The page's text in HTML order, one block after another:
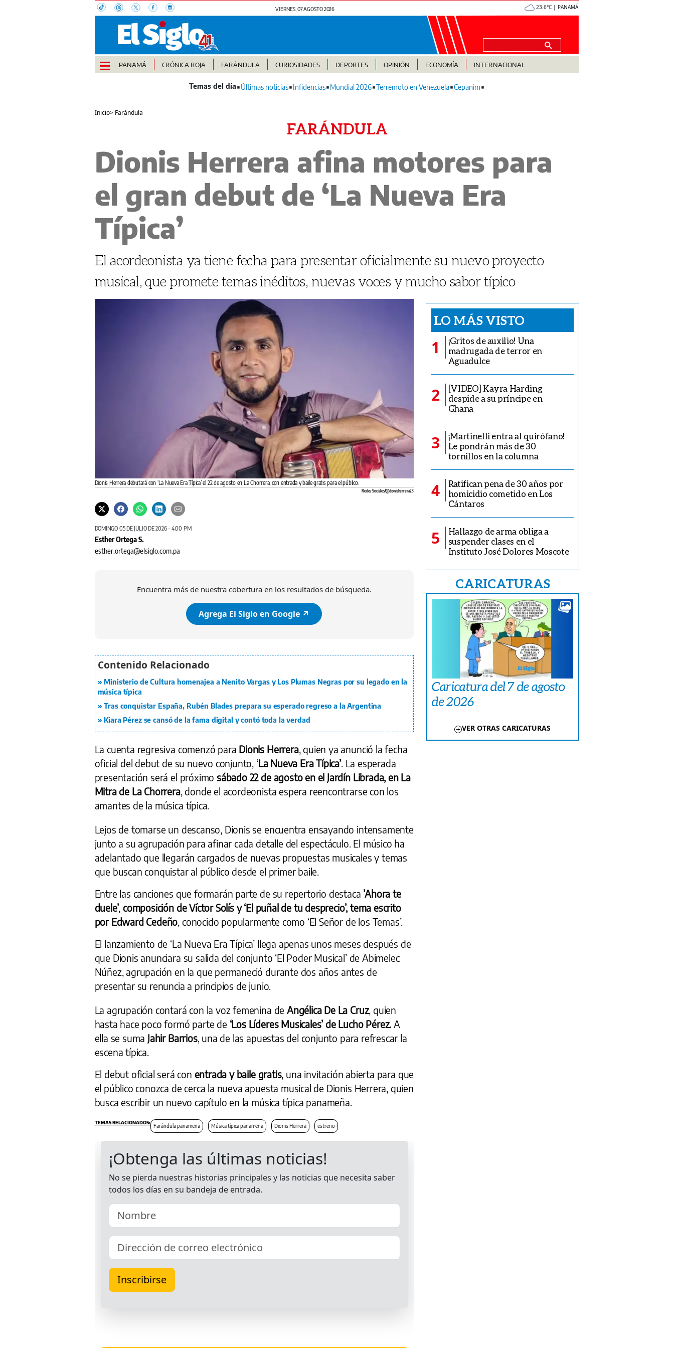
VIERNES, 07 AGOSTO 2026 23.6°C | PANAMÁ
PANAMÁ CRÓNICA ROJA FARÁNDULA CURIOSIDADES DEPORTES OPINIÓN ECONOMÍA INTERNACIONAL
Últimas noticias Infidencias Mundial 2026 Terremoto en Venezuela Cepanim
Inicio> Farándula
FARÁNDULA
Dionis Herrera afina motores para
el gran debut de ‘La Nueva Era
Típica’
El acordeonista ya tiene fecha para presentar oficialmente su nuevo proyecto
musical, que promete temas inéditos, nuevas voces y mucho sabor típico
Dionis Herrera debutará con ‘La Nueva Era Típica’ el 22 de agosto en La Chorrera, con entrada y baile gratis para el público.
Redes Sociales/@dionisherrera23
DOMINGO 05 DE JULIO DE 2026 - 4:00 PM
Esther Ortega S.
esther.ortega@elsiglo.com.pa
Encuentra más de nuestra cobertura en los resultados de búsqueda.
Agrega El Siglo en Google ↗️
Ministerio de Cultura homenajea a Nenito Vargas y Los Plumas Negras por su legado en la
música típica
Tras conquistar España, Rubén Blades prepara su esperado regreso a la Argentina
Kiara Pérez se cansó de la fama digital y contó toda la verdad
La cuenta regresiva comenzó para Dionis Herrera, quien ya anunció la fecha
oficial del debut de su nuevo conjunto, ‘La Nueva Era Típica’. La esperada
presentación será el próximo sábado 22 de agosto en el Jardín Librada, en La
Mitra de La Chorrera, donde el acordeonista espera reencontrarse con los
amantes de la música típica.
Lejos de tomarse un descanso, Dionis se encuentra ensayando intensamente
junto a su agrupación para afinar cada detalle del espectáculo. El músico ha
adelantado que llegarán cargados de nuevas propuestas musicales y temas
que buscan conquistar al público desde el primer baile.
Entre las canciones que formarán parte de su repertorio destaca ’Ahora te
duele’, composición de Víctor Solís y ‘El puñal de tu desprecio’, tema escrito
por Edward Cedeño , conocido popularmente como ‘El Señor de los Temas’.
El lanzamiento de ‘La Nueva Era Típica’ llega apenas unos meses después de
que Dionis anunciara su salida del conjunto ‘El Poder Musical’ de Abimelec
Núñez, agrupación en la que permaneció durante dos años antes de
presentar su renuncia a principios de junio.
La agrupación contará con la voz femenina de Angélica De La Cruz, quien
hasta hace poco formó parte de ‘Los Líderes Musicales’ de Lucho Pérez. A
ella se suma Jahir Barrios, una de las apuestas del conjunto para refrescar la
escena típica.
El debut oficial será con entrada y baile gratis, una invitación abierta para que
el público conozca de cerca la nueva apuesta musical de Dionis Herrera, quien
busca escribir un nuevo capítulo en la música típica panameña.
Farándula panameña Música típica panameña Dionis Herrera estreno
LO MÁS VISTO
1
¡Gritos de auxilio! Una
madrugada de terror en
Aguadulce
2
[VIDEO] Kayra Harding
despide a su príncipe en
Ghana
3
¡Martinelli entra al quirófano!
Le pondrán más de 30
tornillos en la columna
4
Ratifican pena de 30 años por
homicidio cometido en Los
Cántaros
5
Hallazgo de arma obliga a
suspender clases en el
Instituto José Dolores Moscote
CARICATURAS
Caricatura del 7 de agosto
de 2026
VER OTRAS CARICATURAS